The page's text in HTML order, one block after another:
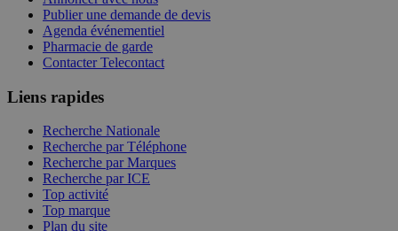
Publier une demande de devis
Agenda événementiel
Pharmacie de garde
Contacter Telecontact
Liens rapides
Recherche Nationale
Recherche par Téléphone
Recherche par Marques
Recherche par ICE
Top activité
Top marque
Plan du site